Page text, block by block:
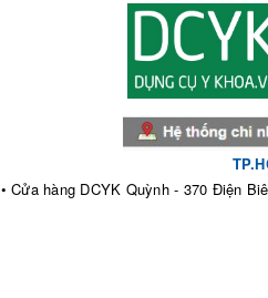
• Cửa hàng DCYK Quỳnh - 370 Điện